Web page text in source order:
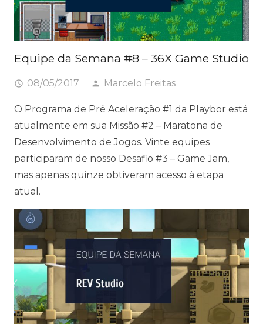
Equipe da Semana #8 – 36X Game Studio
access_time 08/05/2017 person Marcelo Freitas
O Programa de Pré Aceleração #1 da Playbor está
atualmente em sua Missão #2 – Maratona de
Desenvolvimento de Jogos. Vinte equipes
participaram de nosso Desafio #3 – Game Jam,
mas apenas quinze obtiveram acesso à etapa
atual.